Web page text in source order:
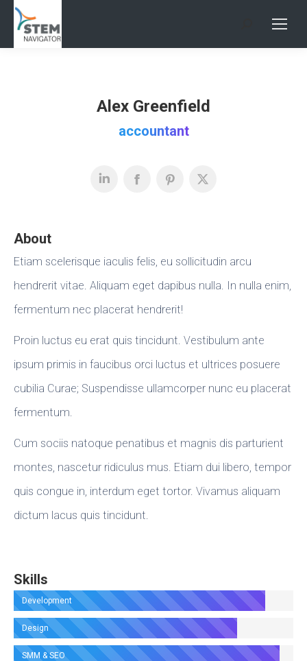
Search:
Alex Greenfield
accountant
About
Etiam scelerisque iaculis felis, eu sollicitudin arcu
hendrerit vitae. Aliquam eget dapibus nulla. In nulla enim,
fermentum nec placerat hendrerit!
Proin luctus eu erat quis tincidunt. Vestibulum ante
ipsum primis in faucibus orci luctus et ultrices posuere
cubilia Curae; Suspendisse ullamcorper nunc eu placerat
fermentum.
Cum sociis natoque penatibus et magnis dis parturient
montes, nascetur ridiculus mus. Etiam dui libero, tempor
quis congue in, interdum eget tortor. Vivamus aliquam
dictum lacus quis tincidunt.
Skills
Development
Design
SMM & SEO